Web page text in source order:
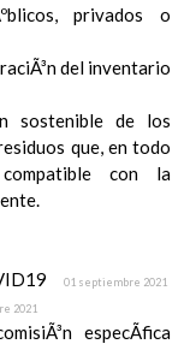
privados o
del inventario
sostenible de los
que, en todo
con la
01 septiembre 2021
2021
especÃ­fica